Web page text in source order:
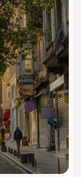
یک وعده آرام بعد
محسوب می‌شود.
شهری
صبحانه هتل پرا رز
بیشتری آغاز کنند.
استقلال، برج
خود را در فضای آرام
کنند.
رستوران
روزانه